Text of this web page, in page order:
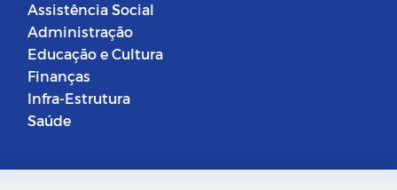
Assistência Social
Administração
Educação e Cultura
Finanças
Infra-Estrutura
Saúde